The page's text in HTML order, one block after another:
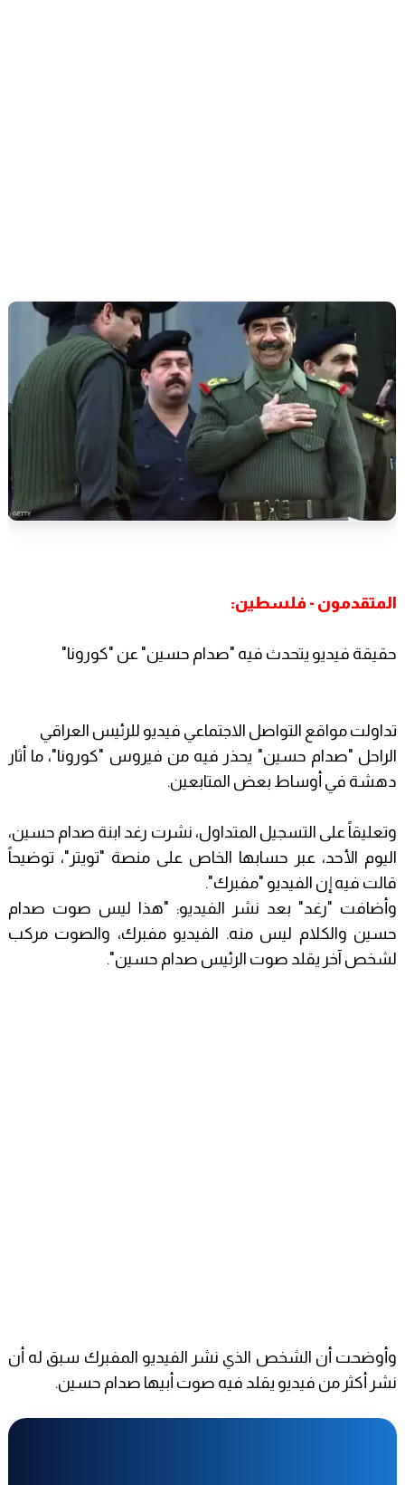
المتقدمون - فلسطين:
حقيقة فيديو يتحدث فيه "صدام حسين" عن "كورونا"
تداولت مواقع التواصل الاجتماعي فيديو للرئيس العراقي
الراحل "صدام حسين" يحذر فيه من فيروس "كورونا"، ما أثار
دهشة في أوساط بعض المتابعين.
وتعليقاً على التسجيل المتداول، نشرت رغد ابنة صدام حسين،
اليوم الأحد، عبر حسابها الخاص على منصة "تويتر"، توضيحاً
قالت فيه إن الفيديو "مفبرك".
وأضافت "رغد" بعد نشر الفيديو: "هذا ليس صوت صدام
حسين والكلام ليس منه. الفيديو مفبرك، والصوت مركب
لشخص آخر يقلد صوت الرئيس صدام حسين".
وأوضحت أن الشخص الذي نشر الفيديو المفبرك سبق له أن
نشر أكثر من فيديو يقلد فيه صوت أبيها صدام حسين.